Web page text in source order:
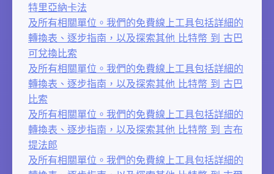
特里亞納卡法
及所有相關單位。我們的免費線上工具包括詳細的
轉換表、逐步指南，以及探索其他 比特幣 到 古巴
可兌換比索
及所有相關單位。我們的免費線上工具包括詳細的
轉換表、逐步指南，以及探索其他 比特幣 到 古巴
比索
及所有相關單位。我們的免費線上工具包括詳細的
轉換表、逐步指南，以及探索其他 比特幣 到 吉布
提法郎
及所有相關單位。我們的免費線上工具包括詳細的